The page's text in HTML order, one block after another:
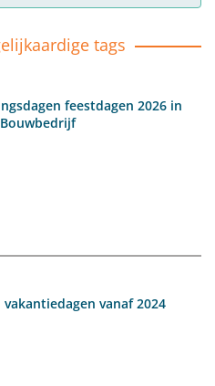
tags
feestdagen 2026 in
vanaf 2024